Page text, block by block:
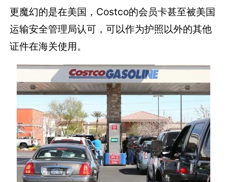
更魔幻的是在美国，Costco的会员卡甚至被美国
运输安全管理局认可，可以作为护照以外的其他
证件在海关使用。